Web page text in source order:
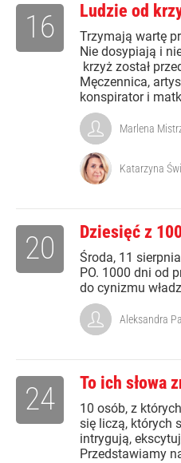
Ludzie od
Trzymają wartę
Nie dosypiają i
krzyż został
Męczennica,
konspirator i
16
Marlena
Katarzyna
Dziesięć z
Środa, 11
PO. 1000 dni od
do cynizmu
20
Aleksandra
To ich słowa
10 osób, z
się liczą, których
intrygują,
Przedstawiamy
24